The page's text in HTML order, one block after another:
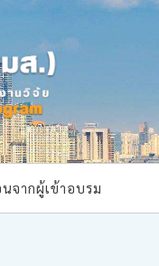
จากผู้เข้าอบรม